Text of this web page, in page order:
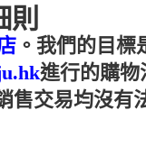
。我們的目
進行的購物
售交易均沒有